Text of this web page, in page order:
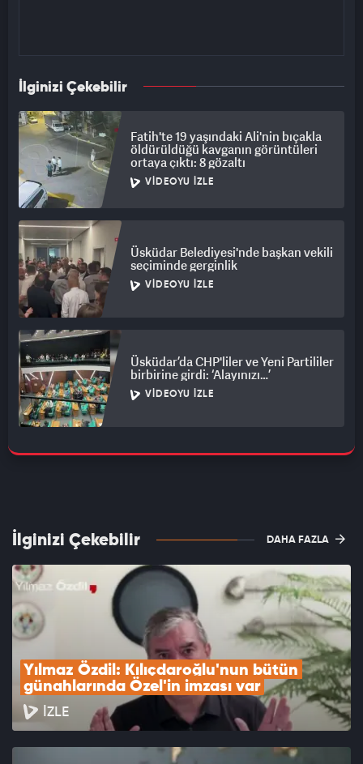
İlginizi Çekebilir
Fatih'te 19 yaşındaki Ali'nin bıçakla
öldürüldüğü kavganın görüntüleri
ortaya çıktı: 8 gözaltı
VIDEOYU İZLE
Üsküdar Belediyesi'nde başkan vekili
seçiminde gerginlik
VIDEOYU İZLE
Üsküdar’da CHP'liler ve Yeni Partililer
birbirine girdi: ‘Alayınızı…’
VIDEOYU İZLE
İlginizi Çekebilir DAHA FAZLA
Yılmaz Özdil: Kılıçdaroğlu'nun bütün
günahlarında Özel'in imzası var
İZLE